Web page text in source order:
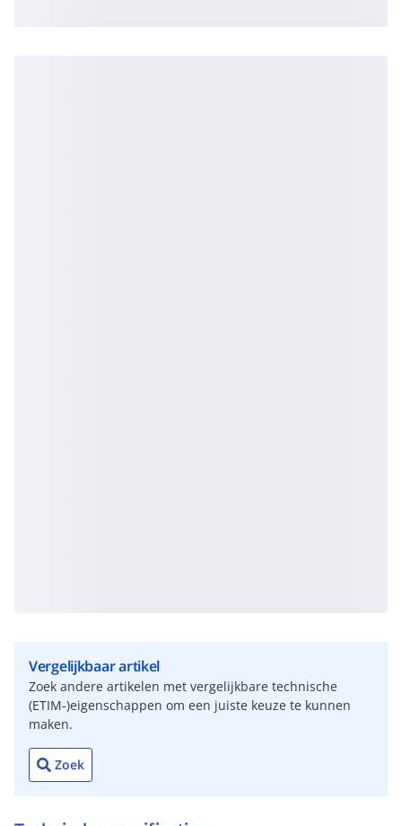
Vergelijkbaar artikel
Zoek andere artikelen met vergelijkbare technische
(ETIM-)eigenschappen om een juiste keuze te kunnen
maken.
Zoek